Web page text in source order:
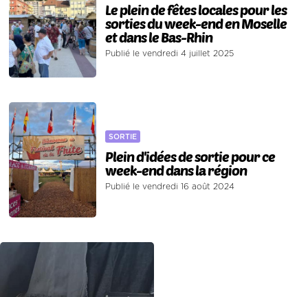
Le plein de fêtes locales pour les
sorties du week-end en Moselle
et dans le Bas-Rhin
Publié le vendredi 4 juillet 2025
SORTIE
Plein d'idées de sortie pour ce
week-end dans la région
Publié le vendredi 16 août 2024